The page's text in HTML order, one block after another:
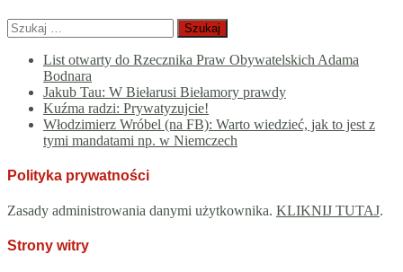
Szukaj:
List otwarty do Rzecznika Praw Obywatelskich Adama
Bodnara
Jakub Tau: W Biełarusi Biełamory prawdy
Kuźma radzi: Prywatyzujcie!
Włodzimierz Wróbel (na FB): Warto wiedzieć, jak to jest z
tymi mandatami np. w Niemczech
Polityka prywatności
Zasady administrowania danymi użytkownika. KLIKNIJ TUTAJ.
Strony witry